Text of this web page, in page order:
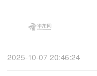
2025-10-07 20:46:24